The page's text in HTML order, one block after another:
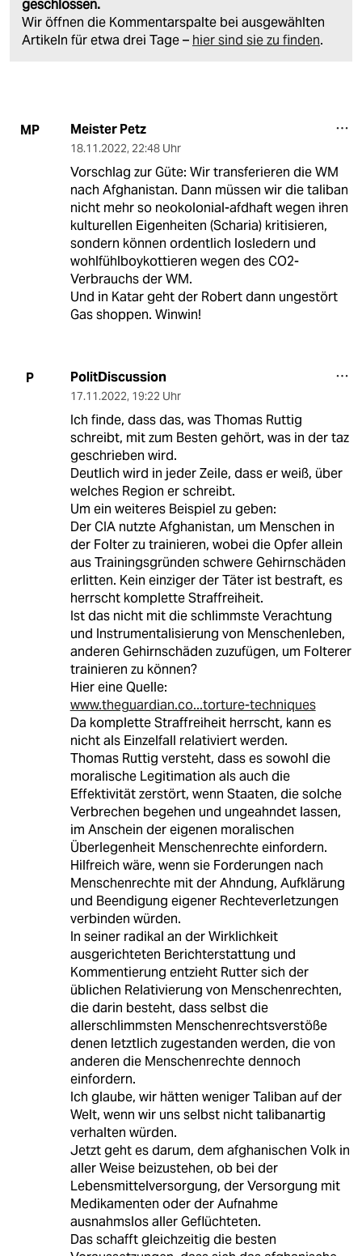
geschlossen.
Wir öffnen die Kommentarspalte bei ausgewählten
Artikeln für etwa drei Tage – hier sind sie zu finden.
MP Meister Petz
18.11.2022, 22:48 Uhr
Vorschlag zur Güte: Wir transferieren die WM
nach Afghanistan. Dann müssen wir die taliban
nicht mehr so neokolonial-afdhaft wegen ihren
kulturellen Eigenheiten (Scharia) kritisieren,
sondern können ordentlich losledern und
wohlfühlboykottieren wegen des CO2-
Verbrauchs der WM.
Und in Katar geht der Robert dann ungestört
Gas shoppen. Winwin!
P PolitDiscussion
17.11.2022, 19:22 Uhr
Ich finde, dass das, was Thomas Ruttig
schreibt, mit zum Besten gehört, was in der taz
geschrieben wird.
Deutlich wird in jeder Zeile, dass er weiß, über
welches Region er schreibt.
Um ein weiteres Beispiel zu geben:
Der CIA nutzte Afghanistan, um Menschen in
der Folter zu trainieren, wobei die Opfer allein
aus Trainingsgründen schwere Gehirnschäden
erlitten. Kein einziger der Täter ist bestraft, es
herrscht komplette Straffreiheit.
Ist das nicht mit die schlimmste Verachtung
und Instrumentalisierung von Menschenleben,
anderen Gehirnschäden zuzufügen, um Folterer
trainieren zu können?
Hier eine Quelle:
www.theguardian.co...torture-techniques
Da komplette Straffreiheit herrscht, kann es
nicht als Einzelfall relativiert werden.
Thomas Ruttig versteht, dass es sowohl die
moralische Legitimation als auch die
Effektivität zerstört, wenn Staaten, die solche
Verbrechen begehen und ungeahndet lassen,
im Anschein der eigenen moralischen
Überlegenheit Menschenrechte einfordern.
Hilfreich wäre, wenn sie Forderungen nach
Menschenrechte mit der Ahndung, Aufklärung
und Beendigung eigener Rechteverletzungen
verbinden würden.
In seiner radikal an der Wirklichkeit
ausgerichteten Berichterstattung und
Kommentierung entzieht Rutter sich der
üblichen Relativierung von Menschenrechten,
die darin besteht, dass selbst die
allerschlimmsten Menschenrechtsverstöße
denen letztlich zugestanden werden, die von
anderen die Menschenrechte dennoch
einfordern.
Ich glaube, wir hätten weniger Taliban auf der
Welt, wenn wir uns selbst nicht talibanartig
verhalten würden.
Jetzt geht es darum, dem afghanischen Volk in
aller Weise beizustehen, ob bei der
Lebensmittelversorgung, der Versorgung mit
Medikamenten oder der Aufnahme
ausnahmslos aller Geflüchteten.
Das schafft gleichzeitig die besten